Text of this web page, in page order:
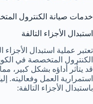
خدمات صيانة الكنترول
استبدال الأجزاء التالفة
تعتبر عملية استبدال
الكنترول المتخصصة في
قد يتأثر أداؤه بشكل كبير،
استمرارية العمل وفعاليته.
باستبدال الأجزاء التالفة: